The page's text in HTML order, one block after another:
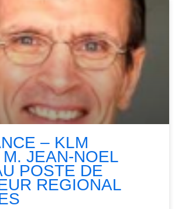
– KLM
JEAN-NOEL
POSTE DE
REGIONAL